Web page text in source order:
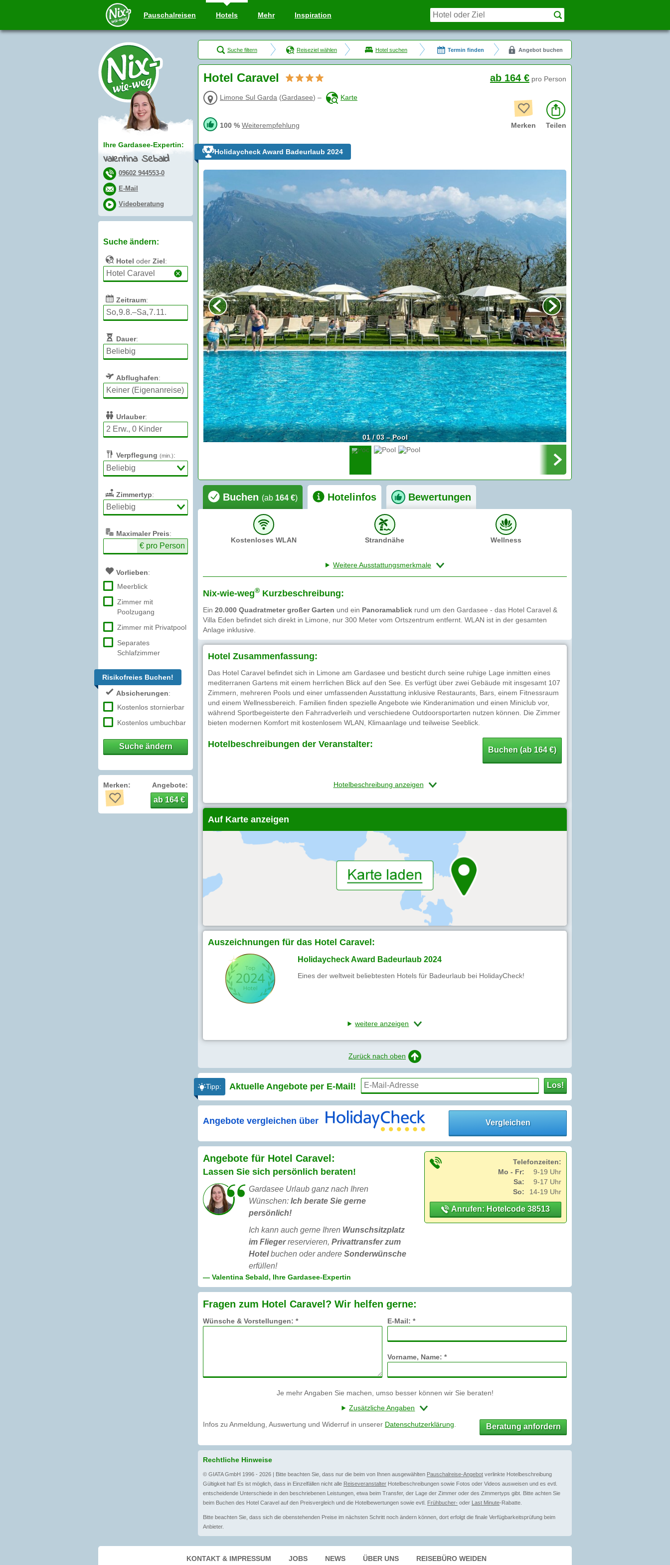
Pauschalreisen Hotels Mehr Inspiration
Ihre Gardasee-Expertin:
Valentina Sebald
09602 944553-0
E-Mail
Videoberatung
Suche ändern:
Hotel oder Ziel:
Zeitraum:
Dauer:
Abflughafen:
Urlauber:
Verpflegung (min.):
Zimmertyp:
Maximaler Preis:
€ pro Person
Vorlieben:
Meerblick
Zimmer mit
Poolzugang
Zimmer mit Privatpool
Separates
Schlafzimmer
Risikofreies Buchen!
Absicherungen:
Kostenlos stornierbar
Kostenlos umbuchbar
Suche ändern
Merken: Angebote:
ab 164 €
Suche filtern Reiseziel wählen Hotel suchen Termin finden Angebot buchen
Hotel Caravel
Limone Sul Garda (Gardasee) – Karte
100 % Weiterempfehlung
ab 164 € pro Person
Merken Teilen
Holidaycheck Award Badeurlaub 2024
01 / 03 – Pool
Buchen (ab 164 €) Hotelinfos Bewertungen
Kostenloses WLAN Strandnähe Wellness
Weitere Ausstattungsmerkmale
Nix-wie-weg® Kurzbeschreibung:
Ein 20.000 Quadratmeter großer Garten und ein Panoramablick rund um den Gardasee - das Hotel Caravel &
Villa Eden befindet sich direkt in Limone, nur 300 Meter vom Ortszentrum entfernt. WLAN ist in der gesamten
Anlage inklusive.
Hotel Zusammenfassung:
Das Hotel Caravel befindet sich in Limone am Gardasee und besticht durch seine ruhige Lage inmitten eines
mediterranen Gartens mit einem herrlichen Blick auf den See. Es verfügt über zwei Gebäude mit insgesamt 107
Zimmern, mehreren Pools und einer umfassenden Ausstattung inklusive Restaurants, Bars, einem Fitnessraum
und einem Wellnessbereich. Familien finden spezielle Angebote wie Kinderanimation und einen Miniclub vor,
während Sportbegeisterte den Fahrradverleih und verschiedene Outdoorsportarten nutzen können. Die Zimmer
bieten modernen Komfort mit kostenlosem WLAN, Klimaanlage und teilweise Seeblick.
Hotelbeschreibungen der Veranstalter:
Buchen (ab 164 €)
Hotelbeschreibung anzeigen
Auf Karte anzeigen
Auszeichnungen für das Hotel Caravel:
Holidaycheck Award Badeurlaub 2024
Eines der weltweit beliebtesten Hotels für Badeurlaub bei HolidayCheck!
weitere anzeigen
Zurück nach oben
Tipp: Aktuelle Angebote per E-Mail! Los!
Angebote vergleichen über Vergleichen
Angebote für Hotel Caravel:
Lassen Sie sich persönlich beraten!
Gardasee Urlaub ganz nach Ihren
Wünschen: Ich berate Sie gerne
persönlich!
Ich kann auch gerne Ihren Wunschsitzplatz
im Fliegerreservieren, Privattransfer zum
Hotelbuchen oder andere Sonderwünsche
erfüllen!
— Valentina Sebald, Ihre Gardasee-Expertin
Telefonzeiten:
Mo - Fr:
9-19 Uhr
Sa:
9-17 Uhr
So:
14-19 Uhr
Anrufen: Hotelcode 38513
Fragen zum Hotel Caravel? Wir helfen gerne:
Wünsche & Vorstellungen: * E-Mail: *
Vorname, Name: *
Je mehr Angaben Sie machen, umso besser können wir Sie beraten!
Zusätzliche Angaben
Infos zu Anmeldung, Auswertung und Widerruf in unserer Datenschutzerklärung Beratung anfordern
Rechtliche Hinweise
© GIATA GmbH 1996 - 2026 | Bitte beachten Sie, dass nur die beim von Ihnen ausgewählten Pauschalreise-Angebot verlinkte Hotelbeschreibung
Gültigkeit hat! Es ist möglich, dass in Einzelfällen nicht alle Reiseveranstalter Hotelbeschreibungen sowie Fotos oder Videos ausweisen und es evtl.
entscheidende Unterschiede in den beschriebenen Leistungen, etwa beim Transfer, der Lage der Zimmer oder des Zimmertyps gibt. Bitte achten Sie
beim Buchen des Hotel Caravel auf den Preisvergleich und die Hotelbewertungen sowie evtl. Frühbucher- oder Last Minute-Rabatte.
Bitte beachten Sie, dass sich die obenstehenden Preise im nächsten Schritt noch ändern können, dort erfolgt die finale Verfügbarkeitsprüfung beim
Anbieter.
KONTAKT & IMPRESSUM JOBS NEWS ÜBER UNS REISEBÜRO WEIDEN